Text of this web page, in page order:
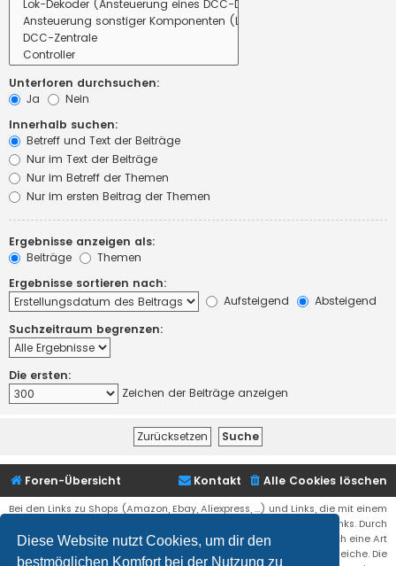
Diese Website nutzt Cookies, um dir den
bestmöglichen Komfort bei der Nutzung zu
Unterforen durchsuchen:
Ja
Nein
Innerhalb suchen:
Betreff und Text der Beiträge
Nur im Text der Beiträge
Nur im Betreff der Themen
Nur im ersten Beitrag der Themen
Ergebnisse anzeigen als:
Beiträge
Themen
Ergebnisse sortieren nach:
Aufsteigend
Absteigend
Suchzeitraum begrenzen:
Die ersten:
Zeichen der Beiträge anzeigen
Foren-Übersicht Alle Cookies löschen
Kontakt
Bei den Links zu Shops (Amazon, Ebay, Aliexpress, ...) und Links, die mit einem
Stern (*) markiert sind, kann es sich um sogenannte Affiliate Links. Durch
den Kauf eines Produktes über einen Affiliate Link erhälte ich eine Art
Umsatzbeteiligung gutgeschrieben. Für euch bleibt der Preis der gleiche. Die